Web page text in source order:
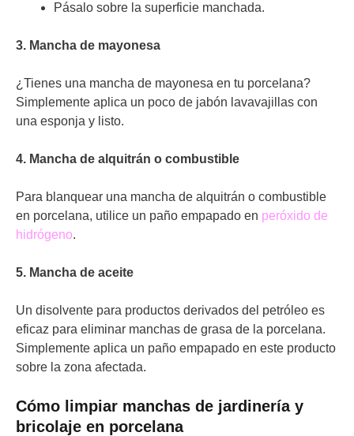
Pásalo sobre la superficie manchada.
3. Mancha de mayonesa
¿Tienes una mancha de mayonesa en tu porcelana?
Simplemente aplica un poco de jabón lavavajillas con
una esponja y listo.
4. Mancha de alquitrán o combustible
Para blanquear una mancha de alquitrán o combustible
en porcelana, utilice un paño empapado en peróxido de
hidrógeno.
5. Mancha de aceite
Un disolvente para productos derivados del petróleo es
eficaz para eliminar manchas de grasa de la porcelana.
Simplemente aplica un paño empapado en este producto
sobre la zona afectada.
Cómo limpiar manchas de jardinería y
bricolaje en porcelana